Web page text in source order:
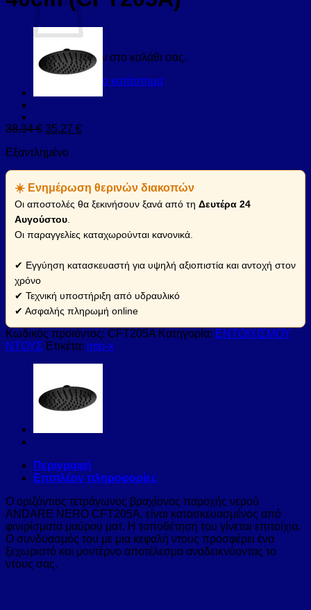
Κανένα προϊόν στο καλάθι σας.
Επιστροφή στο κατάστημα
38,34€ 35,27 €
Εξαντλημένο
☀️ Ενημέρωση θερινών διακοπών
Οι αποστολές θα ξεκινήσουν ξανά από τη Δευτέρα 24
Αυγούστου
Οι παραγγελίες καταχωρούνται κανονικά.
✔ Εγγύηση κατασκευαστή για υψηλή αξιοπιστία και αντοχή στον
χρόνο
✔ Τεχνική υποστήριξη από υδραυλικό
✔ Ασφαλής πληρωμή online
Κωδικός προϊόντος: CFT205A Κατηγορία: ΕΝΤΟΙΧΙΣΜΟΥ
ΝΤΟΥΣ Ετικέτα: imp-x
Περιγραφή
Επιπλέον πληροφορίες
Ο οριζόντιος τετράγωνος βραχίονας παροχής νερού
ANDARE NERO CFT205A, είναι κατασκευασμένος από
φινιρίσματα μαύρου ματ. Η τοποθέτηση του γίνεται επιτοίχια.
Ο συνδυασμός του με μια κεφαλή ντους προσφέρει ένα
ξεχωριστό και μοντέρνο αποτέλεσμα αναδεικνύοντας το
ντους σας.